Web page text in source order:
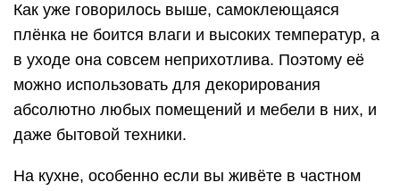
Как уже говорилось выше, самоклеющаяся
плёнка не боится влаги и высоких температур, а
в уходе она совсем неприхотлива. Поэтому её
можно использовать для декорирования
абсолютно любых помещений и мебели в них, и
даже бытовой техники.
На кухне, особенно если вы живёте в частном